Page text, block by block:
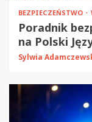
BEZPIECZEŃSTWO
Poradnik
na Polski
Sylwia